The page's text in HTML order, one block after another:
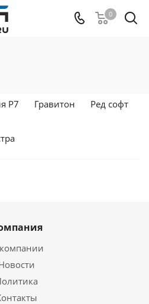
0
Р7 Гравитон Ред софт